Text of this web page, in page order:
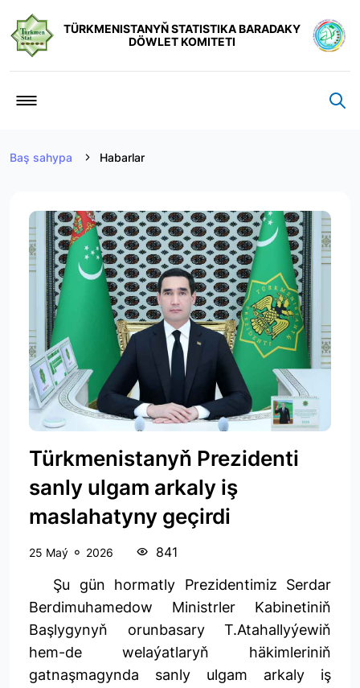
TÜRKMENISTANYŇ STATISTIKA BARADAKY
DÖWLET KOMITETI
Baş sahypa Habarlar
Türkmenistanyň Prezidenti
sanly ulgam arkaly iş
maslahatyny geçirdi
25 Maý 2026 841
Şu gün hormatly Prezidentimiz Serdar
Berdimuhamedow Ministrler Kabinetiniň
Başlygynyň orunbasary T.Atahallyýewiň
hem-de welaýatlaryň häkimleriniň
gatnaşmagynda sanly ulgam arkaly iş